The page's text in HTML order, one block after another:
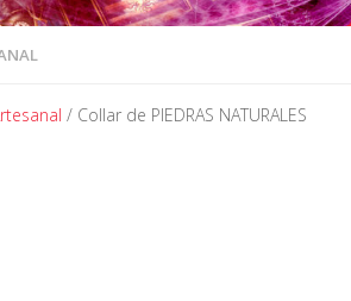
/ Collar de PIEDRAS NATURALES